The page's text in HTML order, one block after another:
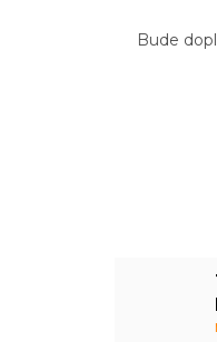
Bude